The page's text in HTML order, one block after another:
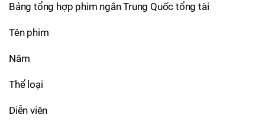
Bảng tổng hợp phim ngắn Trung Quốc tổng tài
Tên phim
Năm
Thể loại
Diễn viên